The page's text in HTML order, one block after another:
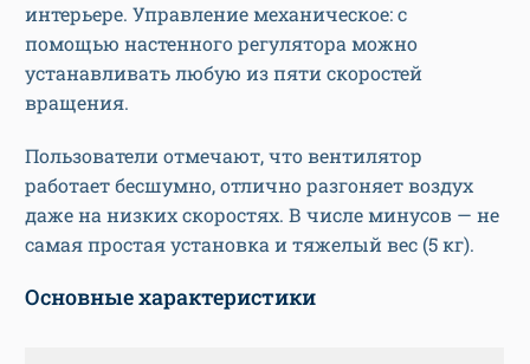
интерьере. Управление механическое: с
помощью настенного регулятора можно
устанавливать любую из пяти скоростей
вращения.
Пользователи отмечают, что вентилятор
работает бесшумно, отлично разгоняет воздух
даже на низких скоростях. В числе минусов — не
самая простая установка и тяжелый вес (5 кг).
Основные характеристики